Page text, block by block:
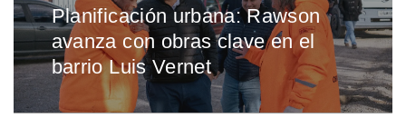
Entrada
siguiente:
Planificación urbana: Rawson
avanza con obras clave en el
barrio Luis Vernet